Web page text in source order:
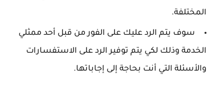
المختلفة.
سوف يتم الرد عليك على الفور من قبل أحد ممثلي
الخدمة وذلك لكي يتم توفير الرد على الاستفسارات
والأسئلة التي أنت بحاجة إلى إجاباتها.